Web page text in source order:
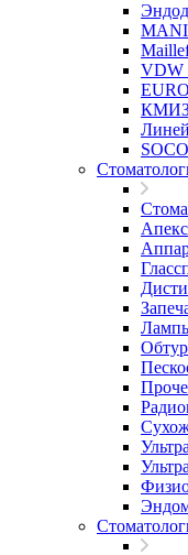
VDW
КМИЗ